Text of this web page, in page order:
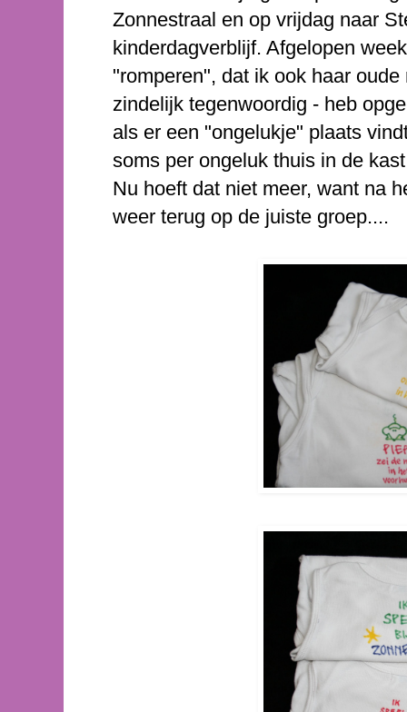
Zonnestraal en op vrijdag naar
kinderdagverblijf. Afgelopen
"romperen", dat ik ook haar
zindelijk tegenwoordig - heb
als er een "ongelukje" plaats
soms per ongeluk thuis in de
Nu hoeft dat niet meer, want na
weer terug op de juiste groep....